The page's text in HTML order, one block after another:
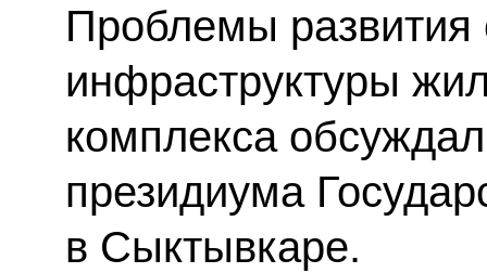
Проблемы развития
инфраструктуры
комплекса
президиума
в Сыктывкаре.